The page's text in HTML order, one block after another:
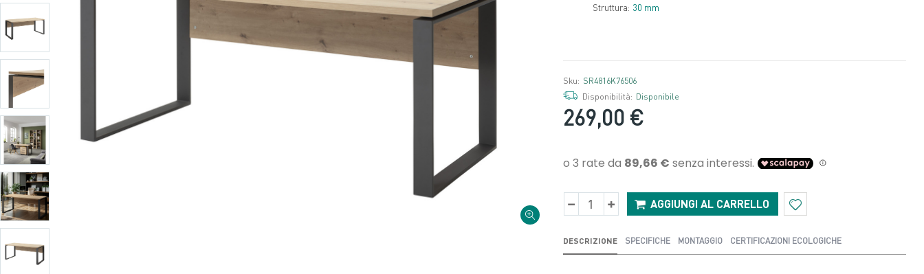
Struttura: 30 mm
Sku: SR4816K76506
Disponibilità: Disponibile
269,00 €
AGGIUNGI AL CARRELLO
DESCRIZIONE SPECIFICHE MONTAGGIO CERTIFICAZIONI ECOLOGICHE